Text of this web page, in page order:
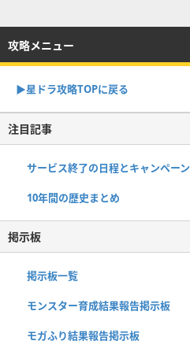
攻略メニュー
▶︎星ドラ攻略TOPに戻る
注目記事
サービス終了の日程とキャンペーン
10年間の歴史まとめ
掲示板
掲示板一覧
モンスター育成結果報告掲示板
モガふり結果報告掲示板